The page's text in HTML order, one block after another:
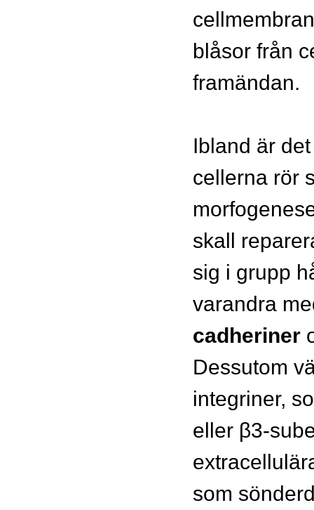
blåsor från
framändan.
Ibland är
cellerna rör
skall
sig i grupp
varandra
cadheriner
Dessutom
integriner,
eller β3-
som